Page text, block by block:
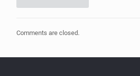
Comments are closed.